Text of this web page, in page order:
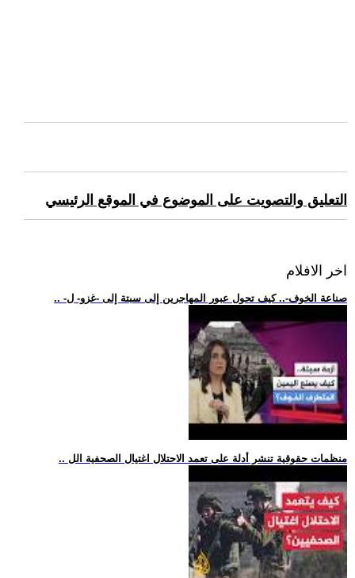
التعليق والتصويت على الموضوع في الموقع الرئيسي
اخر الافلام
.. -صناعة الخوف-.. كيف تحول عبور المهاجرين إلى سبتة إلى -غزو- ل
.. منظمات حقوقية تنشر أدلة على تعمد الاحتلال اغتيال الصحفية الل